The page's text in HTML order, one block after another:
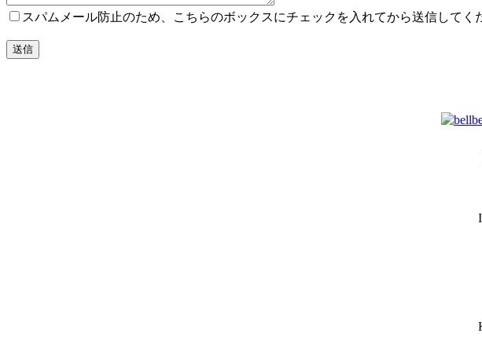
スパムメール防止のため、こちらのボックスにチェックを入れてから送信してく